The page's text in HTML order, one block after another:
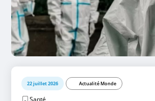
22 juillet 2026 Actualité Monde
Santé